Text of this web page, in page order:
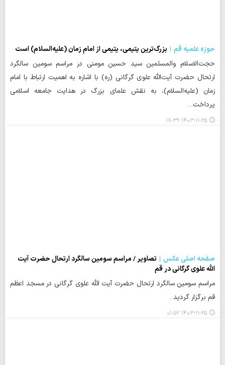
حوزه علمیه قم
بزرگ‌ترین یتیمی، یتیمی از امام زمان (علیه‌السلام) است
حجت‌الاسلام والمسلمین سید حسین مومنی در مراسم سومین سالگرد
ارتحال حضرت آیت‌الله علوی گرگانی (ره) با اشاره به اهمیت ارتباط با امام
زمان (علیه‌السلام)، به نقش علمای بزرگ در هدایت جامعه اسلامی
پرداخت…
۱۴۰۳-۱۱-۲۵ ۱۸:۳۹
صفحه اصلی عکس
تصاویر / مراسم سومین سالگرد ارتحال حضرت آیت
الله علوی گرگانی در قم
مراسم سومین سالگرد ارتحال حضرت آیت الله علوی گرگانی در مسجد اعظم
قم برگزار گردید .
۱۴۰۳-۱۱-۲۵ ۰۱:۵۲